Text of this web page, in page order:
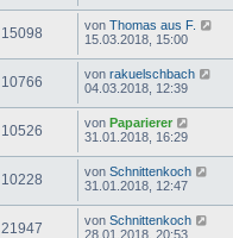
15098 von Thomas aus F.
15.03.2018, 15:00
10766 von rakuelschbach
04.03.2018, 12:39
10526 von Paparierer
31.01.2018, 16:29
10228 von Schnittenkoch
31.01.2018, 12:47
21947 von Schnittenkoch
28.01.2018, 20:53